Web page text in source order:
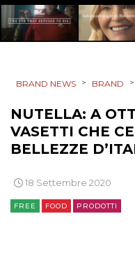
NORMATIVE
OPINIONI
BRAND NEWS > BRAND >
NUTELLA: A
VASETTI CHE
BELLEZZE
18 Settembre 2020
FREE FOOD PRODOTTI